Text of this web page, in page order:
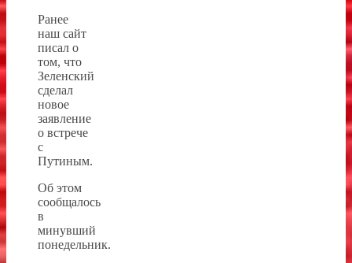
Ранее
наш сайт
писал о
том, что
Зеленский
сделал
новое
заявление
о встрече
с
Путиным.
Об этом
сообщалось
в
минувший
понедельник.